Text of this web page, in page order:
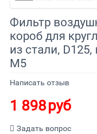
Фильтр
короб для
из стали,
M5
Написать отзыв
1 898руб
Задать вопрос